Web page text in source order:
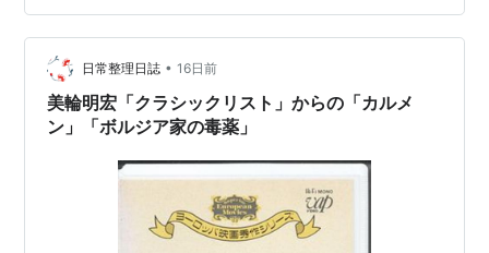
いた面々とのことで、声楽面ではいずれもハイレベルだ
った。カルメン役のドゥストラックは、事前のインタビ
ューでフランス語の発音を意識して聴いて欲しいと語っ
ていたが、たしかにフランス…
日常整理日誌 • 16日前
美輪明宏「クラシックリスト」からの「カルメ
ン」「ボルジア家の毒薬」